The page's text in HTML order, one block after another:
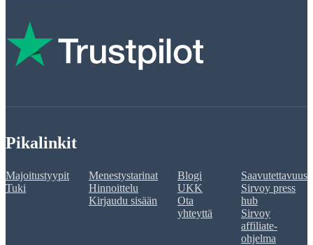
Pikalinkit
Majoitustyypit
Tuki
Menestystarinat
Hinnoittelu
Kirjaudu sisään
Blogi
UKK
Ota
yhteyttä
Saavutettavuus
Sirvoy press
hub
Sirvoy
affiliate-
ohjelma